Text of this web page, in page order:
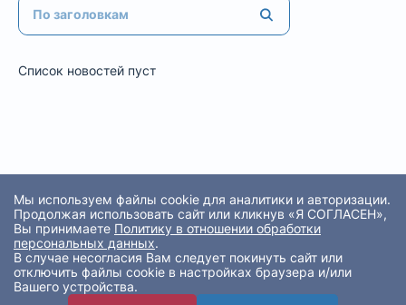
Список новостей пуст
Мы используем файлы cookie для аналитики и авторизации.
Продолжая использовать сайт или кликнув «Я СОГЛАСЕН»,
Вы принимаете Политику в отношении обработки
персональных данных.
В случае несогласия Вам следует покинуть сайт или
отключить файлы cookie в настройках браузера и/или
Вашего устройства.